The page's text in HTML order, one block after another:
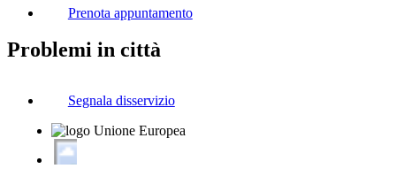
Prenota appuntamento
Problemi in città
Segnala disservizio